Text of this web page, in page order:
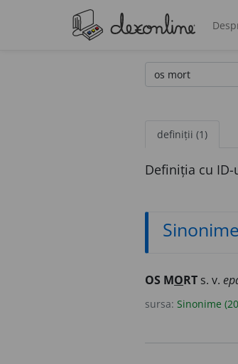
definiții (1)
Definiția cu ID-
Sinonime
OS MORT s. v.
sursa: Sinonime